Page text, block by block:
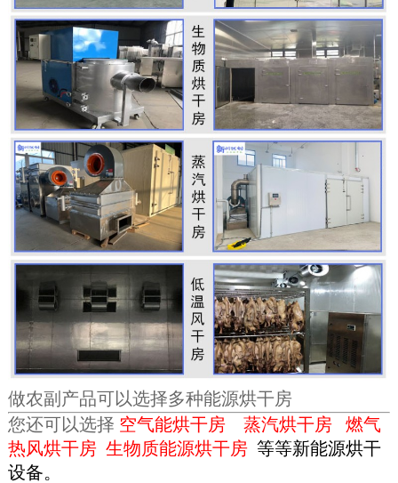
做农副产品可以选择多种能源烘干房
您还可以选择 空气能烘干房 蒸汽烘干房
燃气
热风烘干房 生物质能源烘干房 等等新能源烘干
设备。